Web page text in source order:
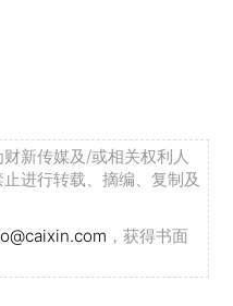
新传媒及/或相关权利人
进行转载、摘编、复制及
，获得书面